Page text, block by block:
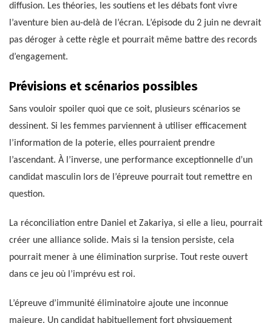
diffusion. Les théories, les soutiens et les débats font vivre
l’aventure bien au-delà de l’écran. L’épisode du 2 juin ne devrait
pas déroger à cette règle et pourrait même battre des records
d’engagement.
Prévisions et scénarios possibles
Sans vouloir spoiler quoi que ce soit, plusieurs scénarios se
dessinent. Si les femmes parviennent à utiliser efficacement
l’information de la poterie, elles pourraient prendre
l’ascendant. À l’inverse, une performance exceptionnelle d’un
candidat masculin lors de l’épreuve pourrait tout remettre en
question.
La réconciliation entre Daniel et Zakariya, si elle a lieu, pourrait
créer une alliance solide. Mais si la tension persiste, cela
pourrait mener à une élimination surprise. Tout reste ouvert
dans ce jeu où l’imprévu est roi.
L’épreuve d’immunité éliminatoire ajoute une inconnue
majeure. Un candidat habituellement fort physiquement